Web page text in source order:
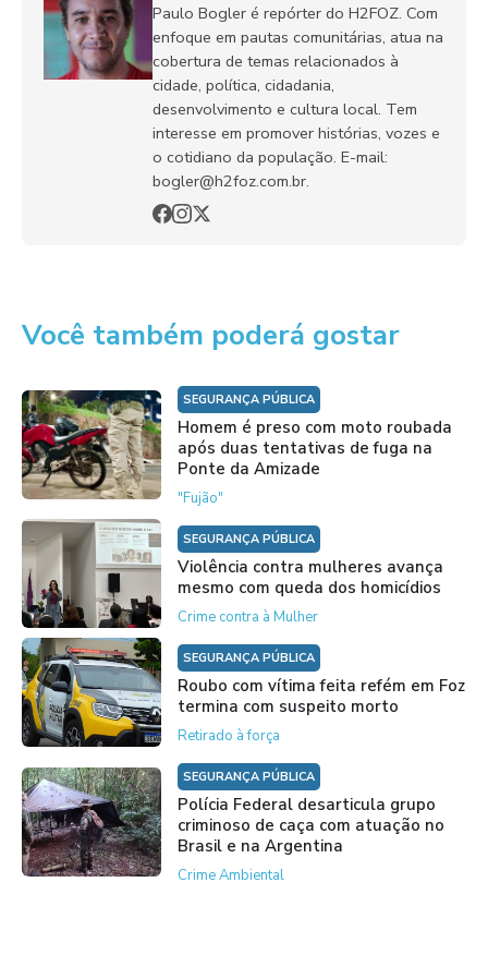
Paulo Bogler é repórter do H2FOZ. Com
enfoque em pautas comunitárias, atua na
cobertura de temas relacionados à
cidade, política, cidadania,
desenvolvimento e cultura local. Tem
interesse em promover histórias, vozes e
o cotidiano da população. E-mail:
bogler@h2foz.com.br.
Você também poderá gostar
SEGURANÇA PÚBLICA
Homem é preso com moto roubada
após duas tentativas de fuga na
Ponte da Amizade
"Fujão"
SEGURANÇA PÚBLICA
Violência contra mulheres avança
mesmo com queda dos homicídios
Crime contra à Mulher
SEGURANÇA PÚBLICA
Roubo com vítima feita refém em Foz
termina com suspeito morto
Retirado à força
SEGURANÇA PÚBLICA
Polícia Federal desarticula grupo
criminoso de caça com atuação no
Brasil e na Argentina
Crime Ambiental